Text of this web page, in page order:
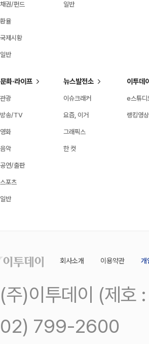
채권/펀드
환율
국제시황
일반
일반
문화·라이프
관광
방송/TV
영화
음악
공연/출판
스포츠
일반
뉴스발전소
이슈크래커
요즘, 이거
그래픽스
한 컷
이투데
e스튜디
랭킹영상
회사소개 이용약관 개
(주)이투데이 (제호
02) 799-2600